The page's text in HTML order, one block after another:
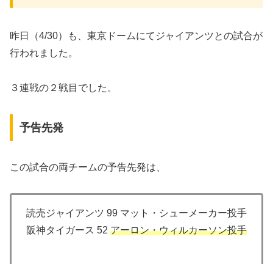
昨日（4/30）も、東京ドームにてジャイアンツとの試合が
行われました。
３連戦の２戦目でした。
予告先発
この試合の両チームの予告先発は、
読売ジャイアンツ 99 マット・シューメーカー投手
阪神タイガース 52 アーロン・ウィルカーソン投手